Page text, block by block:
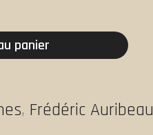
panier
, Frédéric Auribeau